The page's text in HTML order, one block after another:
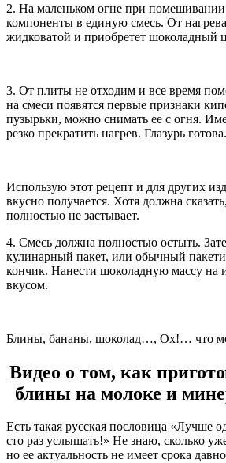
2. На маленьком огне при
компоненты в единую смесь. От нагрева
жидковатой и приобретет шоколадный
3. От плиты не отходим и все время
на смеси появятся первые признаки
пузырьки, можно снимать ее с огня.
резко прекратить нагрев. Глазурь готова.
Использую этот рецепт и для других
вкусно получается. Хотя должна
полностью не застывает.
4. Смесь должна полностью остыть.
кулинарный пакет, или обычный
кончик. Нанести шоколадную массу на
вкусом.
Блины, бананы, шоколад…, Ох!… что
Видео о том, как
блины на молоке и
Есть такая русская пословица «Лучше
сто раз услышать!» Не знаю, сколько
но ее актуальность не имеет срока